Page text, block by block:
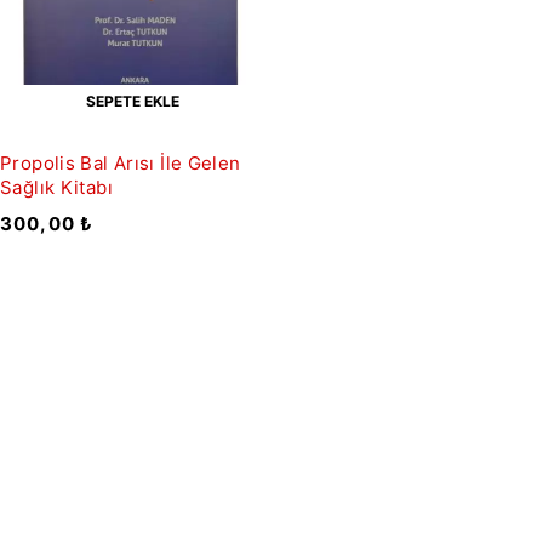
SEPETE EKLE
Propolis Bal Arısı İle Gelen
Sağlık Kitabı
300,00 ₺